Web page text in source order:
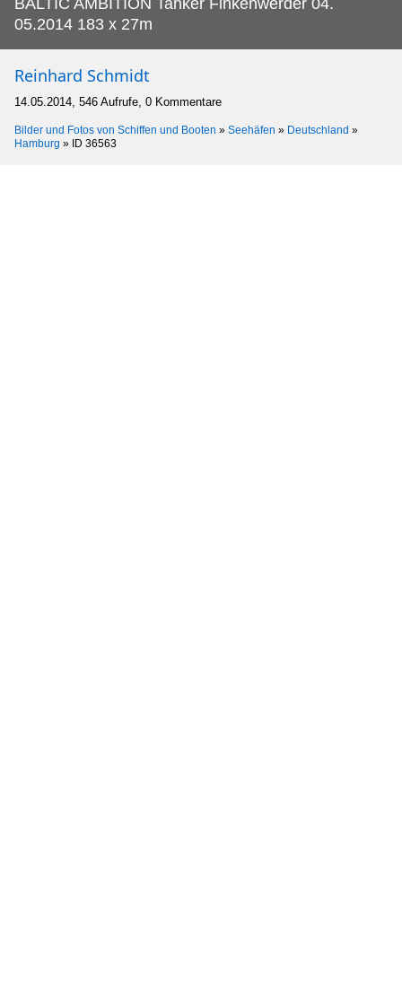
BALTIC AMBITION Tanker Finkenwerder 04.
05.2014 183 x 27m
Reinhard Schmidt
14.05.2014, 546 Aufrufe, 0 Kommentare
Bilder und Fotos von Schiffen und Booten » Seehäfen » Deutschland »
Hamburg » ID 36563